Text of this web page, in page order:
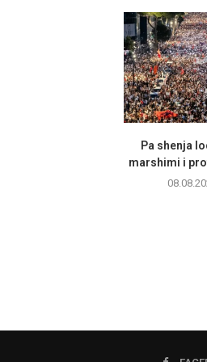
Pa shenja
marshimi i